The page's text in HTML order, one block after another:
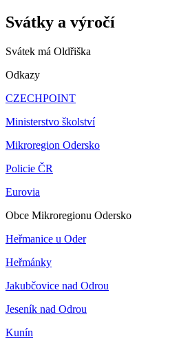
Svátky a výročí
Svátek má Oldřiška
Odkazy
CZECHPOINT
Ministerstvo školství
Mikroregion Odersko
Policie ČR
Eurovia
Obce Mikroregionu Odersko
Heřmanice u Oder
Heřmánky
Jakubčovice nad Odrou
Jeseník nad Odrou
Kunín